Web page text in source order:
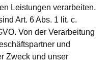
Leistungen verarbeiten.
Art. 6 Abs. 1 lit. c.
Von der Verarbeitung
und
Zweck und unser